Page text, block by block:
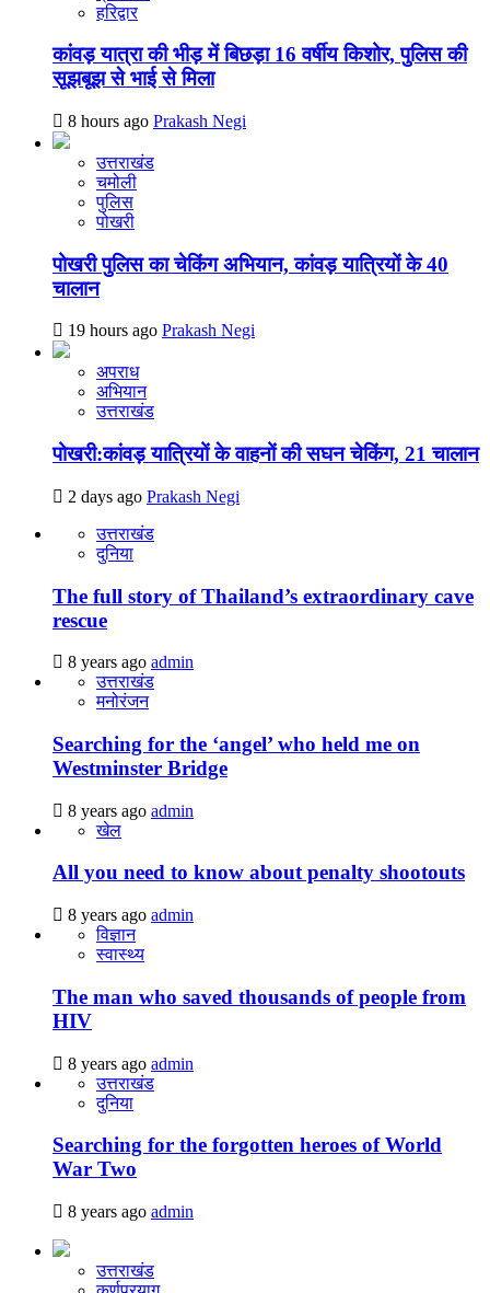
हरिद्वार
कांवड़ यात्रा की भीड़ में बिछड़ा 16 वर्षीय किशोर, पुलिस की
सूझबूझ से भाई से मिला
8 hours ago Prakash Negi
उत्तराखंड
चमोली
पुलिस
पोखरी
पोखरी पुलिस का चेकिंग अभियान, कांवड़ यात्रियों के 40
चालान
19 hours ago Prakash Negi
अपराध
अभियान
उत्तराखंड
पोखरी:कांवड़ यात्रियों के वाहनों की सघन चेकिंग, 21 चालान
2 days ago Prakash Negi
उत्तराखंड
दुनिया
The full story of Thailand’s extraordinary cave
rescue
8 years ago admin
उत्तराखंड
मनोरंजन
Searching for the ‘angel’ who held me on
Westminster Bridge
8 years ago admin
खेल
All you need to know about penalty shootouts
8 years ago admin
विज्ञान
स्वास्थ्य
The man who saved thousands of people from
HIV
8 years ago admin
उत्तराखंड
दुनिया
Searching for the forgotten heroes of World
War Two
8 years ago admin
उत्तराखंड